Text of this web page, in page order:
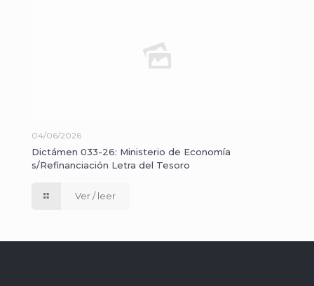
04/06/2026
Dictámen 033-26: Ministerio de Economía
s/Refinanciación Letra del Tesoro
Ver / leer